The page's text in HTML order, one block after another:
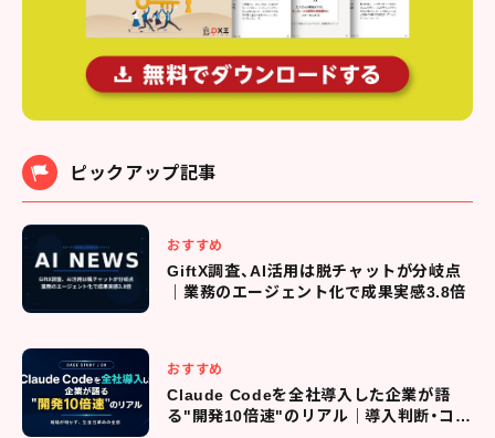
ピックアップ記事
おすすめ
GiftX調査、AI活用は脱チャットが分岐点
｜業務のエージェント化で成果実感3.8倍
おすすめ
Claude Codeを全社導入した企業が語
る"開発10倍速"のリアル｜導入判断・コス